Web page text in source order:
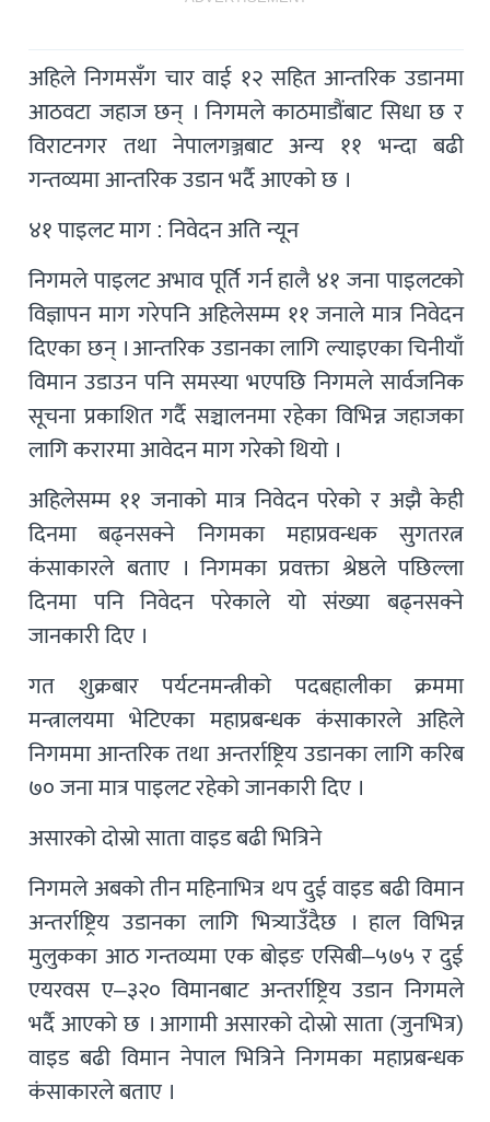
अहिले निगमसँग चार वाई १२ सहित आन्तरिक उडानमा
आठवटा जहाज छन् । निगमले काठमाडौंबाट सिधा छ र
विराटनगर तथा नेपालगञ्जबाट अन्य ११ भन्दा बढी
गन्तव्यमा आन्तरिक उडान भर्दै आएको छ ।
४१ पाइलट माग : निवेदन अति न्यून
निगमले पाइलट अभाव पूर्ति गर्न हालै ४१ जना पाइलटको
विज्ञापन माग गरेपनि अहिलेसम्म ११ जनाले मात्र निवेदन
दिएका छन् । आन्तरिक उडानका लागि ल्याइएका चिनीयाँ
विमान उडाउन पनि समस्या भएपछि निगमले सार्वजनिक
सूचना प्रकाशित गर्दै सञ्चालनमा रहेका विभिन्न जहाजका
लागि करारमा आवेदन माग गरेको थियो ।
अहिलेसम्म ११ जनाको मात्र निवेदन परेको र अझै केही
दिनमा बढ्नसक्ने निगमका महाप्रवन्धक सुगतरत्न
कंसाकारले बताए । निगमका प्रवक्ता श्रेष्ठले पछिल्ला
दिनमा पनि निवेदन परेकाले यो संख्या बढ्नसक्ने
जानकारी दिए ।
गत शुक्रबार पर्यटनमन्त्रीको पदबहालीका क्रममा
मन्त्रालयमा भेटिएका महाप्रबन्धक कंसाकारले अहिले
निगममा आन्तरिक तथा अन्तर्राष्ट्रिय उडानका लागि करिब
७० जना मात्र पाइलट रहेको जानकारी दिए ।
असारको दोस्रो साता वाइड बढी भित्रिने
निगमले अबको तीन महिनाभित्र थप दुई वाइड बढी विमान
अन्तर्राष्ट्रिय उडानका लागि भित्र्याउँदैछ । हाल विभिन्न
मुलुकका आठ गन्तव्यमा एक बोइङ एसिबी–५७५ र दुई
एयरवस ए–३२० विमानबाट अन्तर्राष्ट्रिय उडान निगमले
भर्दै आएको छ । आगामी असारको दोस्रो साता (जुनभित्र)
वाइड बढी विमान नेपाल भित्रिने निगमका महाप्रबन्धक
कंसाकारले बताए ।